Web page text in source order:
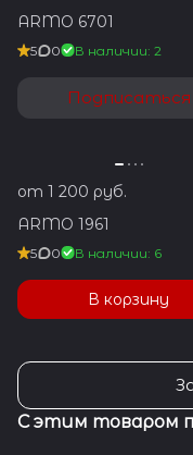
ARMO 6701
5 0 В наличии: 2
Подписаться
от 1 200 руб.
ARMO 1961
5 0 В наличии: 6
В корзину
С этим товаром